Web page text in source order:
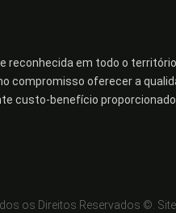
reconhecida em todo o
compromisso oferecer a
custo-benefício
os Direitos Reservados ©.